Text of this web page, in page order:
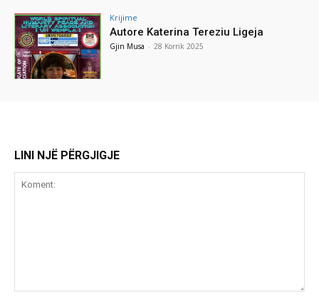
Krijime
Autore Katerina Tereziu Ligeja
Gjin Musa - 28 Korrik 2025
LINI NJË PËRGJIGJE